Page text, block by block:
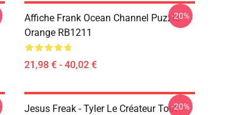
Affiche Frank Ocean Channel Puzzle
Orange RB1211
21,98 € - 40,02 €
-20%
Jesus Freak - Tyler Le Créateur Tout-20%